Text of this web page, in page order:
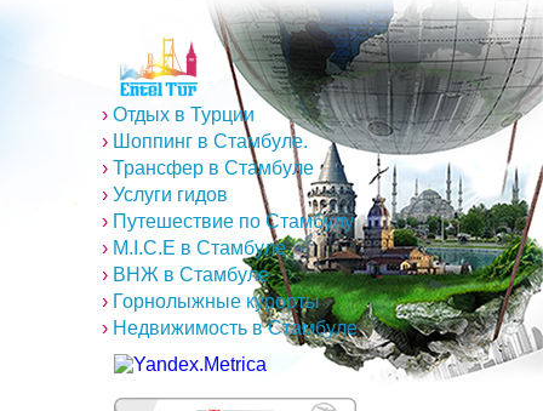
› Отдых в Турции
› Шоппинг в Стамбуле.
› Трансфер в Стамбуле
› Услуги гидов
› Путешествие по Стамбулу
› M.I.C.E в Стамбуле
› ВНЖ в Стамбуле
› Горнолыжные курорты
› Недвижимость в Стамбуле